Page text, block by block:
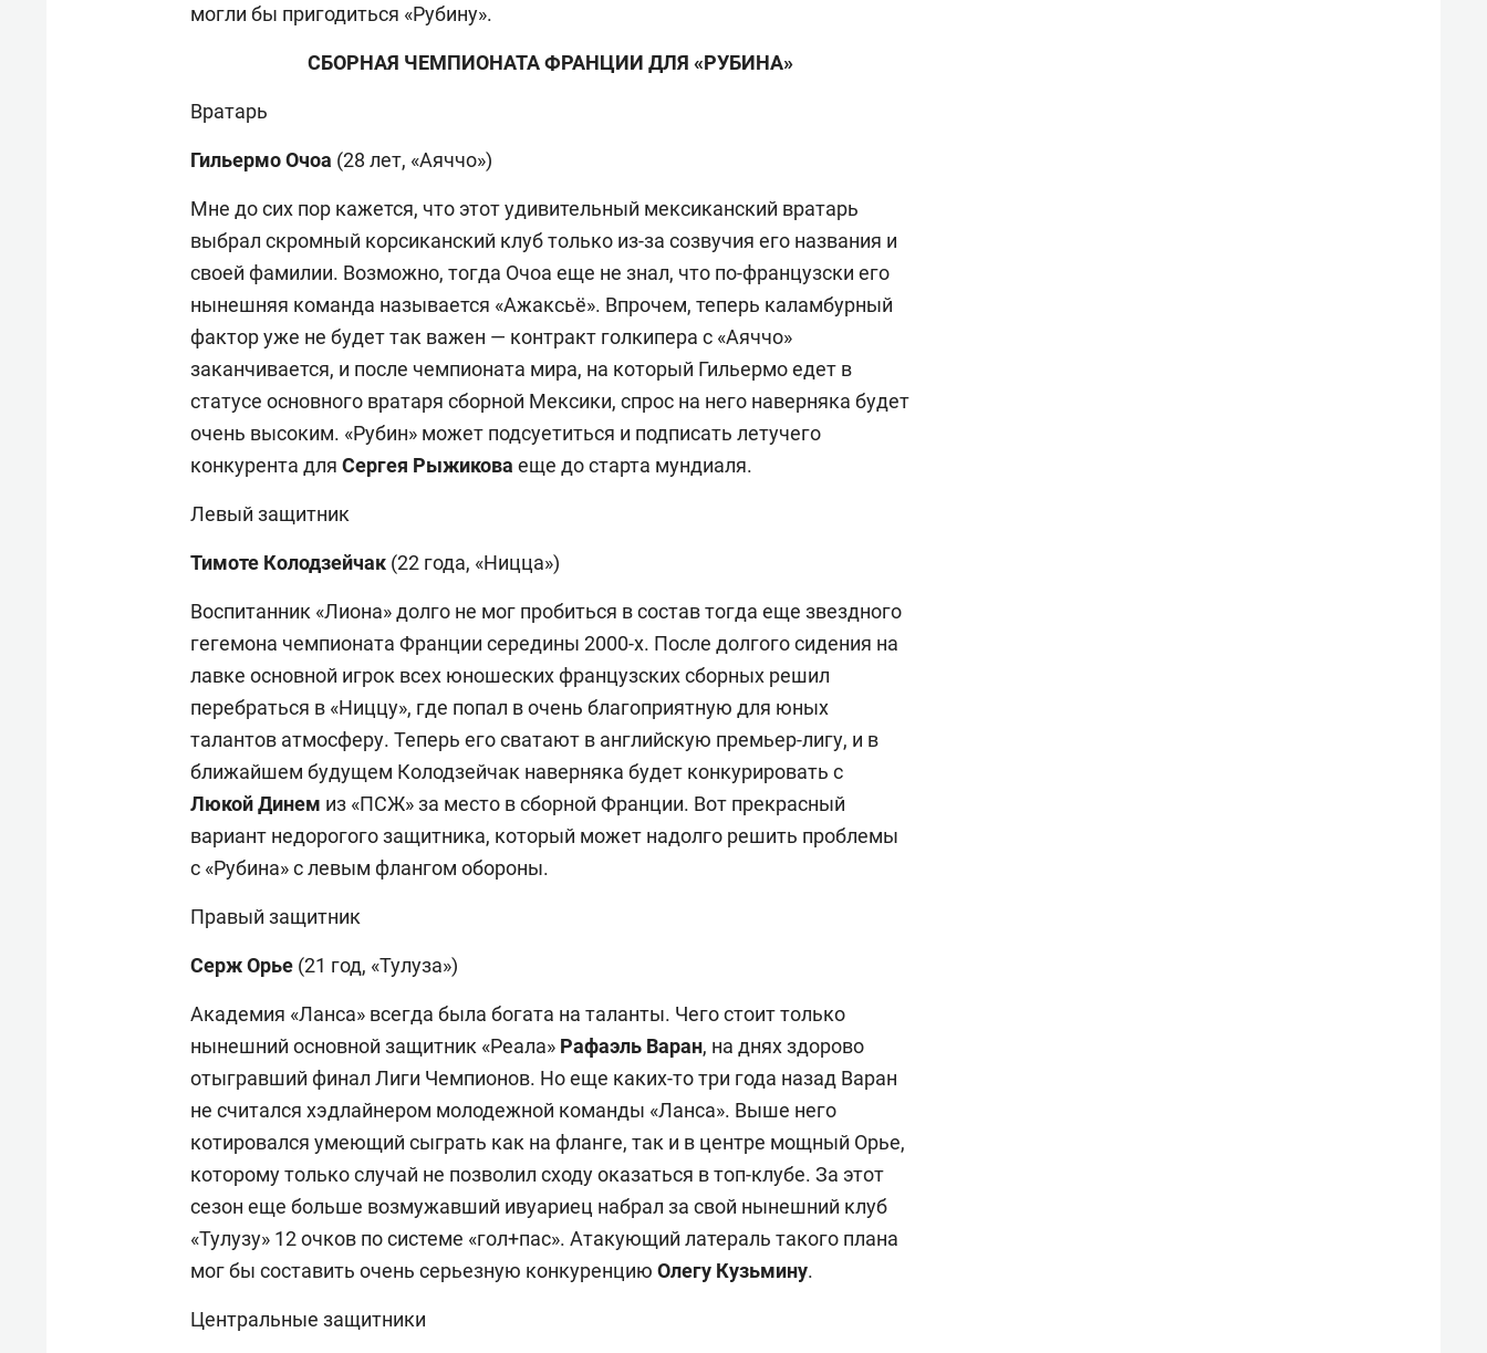
могли бы пригодиться «Рубину».
СБОРНАЯ ЧЕМПИОНАТА ФРАНЦИИ ДЛЯ «РУБИНА»
Вратарь
Гильермо Очоа (28 лет, «Аяччо»)
Мне до сих пор кажется, что этот удивительный мексиканский вратарь
выбрал скромный корсиканский клуб только из-за созвучия его названия и
своей фамилии. Возможно, тогда Очоа еще не знал, что по-французски его
нынешняя команда называется «Ажаксьё». Впрочем, теперь каламбурный
фактор уже не будет так важен — контракт голкипера с «Аяччо»
заканчивается, и после чемпионата мира, на который Гильермо едет в
статусе основного вратаря сборной Мексики, спрос на него наверняка будет
очень высоким. «Рубин» может подсуетиться и подписать летучего
конкурента для Сергея Рыжикова еще до старта мундиаля.
Левый защитник
Тимоте Колодзейчак (22 года, «Ницца»)
Воспитанник «Лиона» долго не мог пробиться в состав тогда еще звездного
гегемона чемпионата Франции середины 2000-х. После долгого сидения на
лавке основной игрок всех юношеских французских сборных решил
перебраться в «Ниццу», где попал в очень благоприятную для юных
талантов атмосферу. Теперь его сватают в английскую премьер-лигу, и в
ближайшем будущем Колодзейчак наверняка будет конкурировать с
Люкой Динем из «ПСЖ» за место в сборной Франции. Вот прекрасный
вариант недорогого защитника, который может надолго решить проблемы
с «Рубина» с левым флангом обороны.
Правый защитник
Серж Орье (21 год, «Тулуза»)
Академия «Ланса» всегда была богата на таланты. Чего стоит только
нынешний основной защитник «Реала» Рафаэль Варан, на днях здорово
отыгравший финал Лиги Чемпионов. Но еще каких-то три года назад Варан
не считался хэдлайнером молодежной команды «Ланса». Выше него
котировался умеющий сыграть как на фланге, так и в центре мощный Орье,
которому только случай не позволил сходу оказаться в топ-клубе. За этот
сезон еще больше возмужавший ивуариец набрал за свой нынешний клуб
«Тулузу» 12 очков по системе «гол+пас». Атакующий латераль такого плана
мог бы составить очень серьезную конкуренцию Олегу Кузьмину.
Центральные защитники